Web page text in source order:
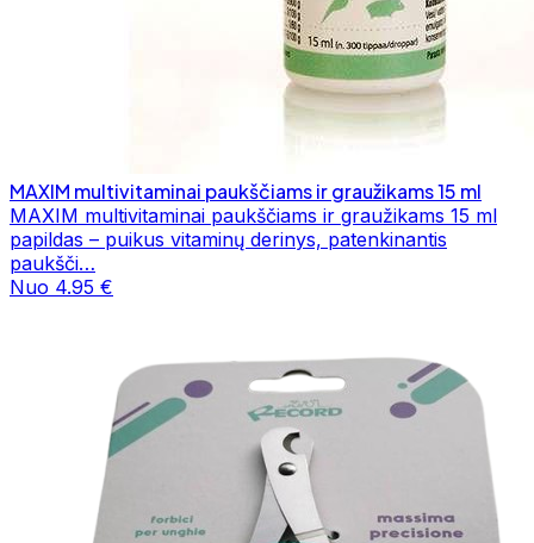
MAXIM multivitaminai paukščiams ir graužikams 15 ml
MAXIM multivitaminai paukščiams ir graužikams 15 ml
papildas – puikus vitaminų derinys, patenkinantis
paukšči…
Nuo 4.95 €